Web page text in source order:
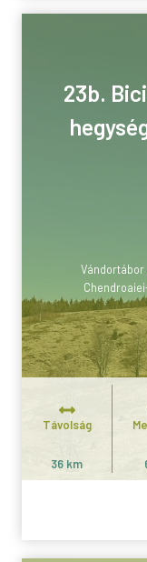
23b.
Vándortábor
Távolság
36 km